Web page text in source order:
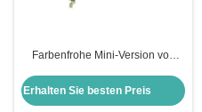
Farbenfrohe Mini-Version von
Set 5pcs
Erhalten Sie besten Preis